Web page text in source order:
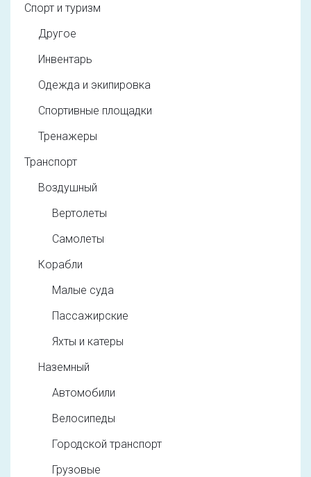
Спорт и туризм
Другое
Инвентарь
Одежда и экипировка
Спортивные площадки
Тренажеры
Транспорт
Воздушный
Вертолеты
Самолеты
Корабли
Малые суда
Пассажирские
Яхты и катеры
Наземный
Автомобили
Велосипеды
Городской транспорт
Грузовые